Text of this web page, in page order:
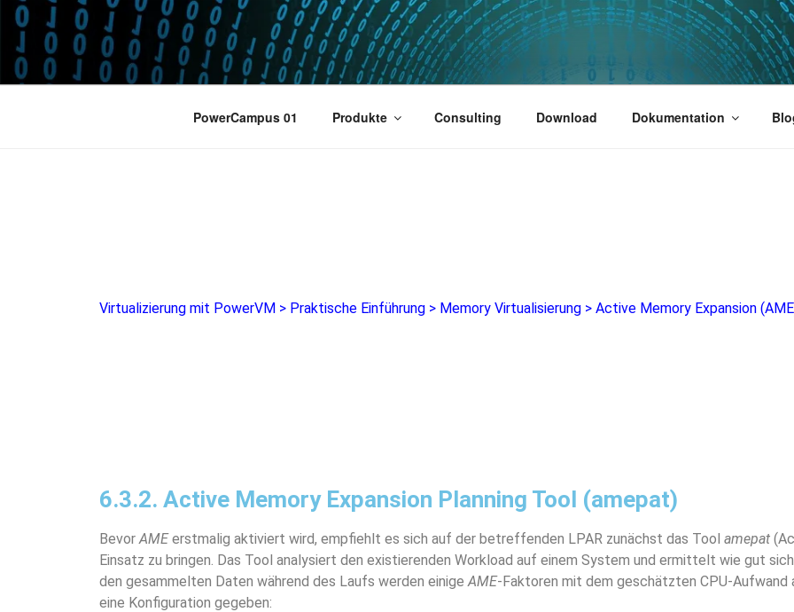
POWERCAMPUS 01
Home of the LPAR-Tool
PowerCampus 01 Produkte Consulting Download Dokumentation
Virtualizierung mit PowerVM > Praktische Einführung > Memory Virtualisierung > Active Memory Expansion
6.3.2. Active Memory Expansion Planning Tool (amepat)
BevorAMEerstmalig aktiviert wird, empfiehlt es sich auf der betreffenden LPAR zunächst das Tool amepat
Einsatz zu bringen. Das Tool analysiert den existierenden Workload auf einem System und ermittelt wie gut
den gesammelten Daten während des Laufs werden einigeAME-Faktoren mit dem geschätzten CPU-
eine Konfiguration gegeben: